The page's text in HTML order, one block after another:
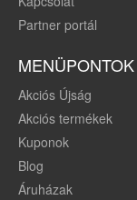
Partner portál
MENÜPONTOK
Akciós Újság
Akciós termékek
Kuponok
Blog
Áruházak